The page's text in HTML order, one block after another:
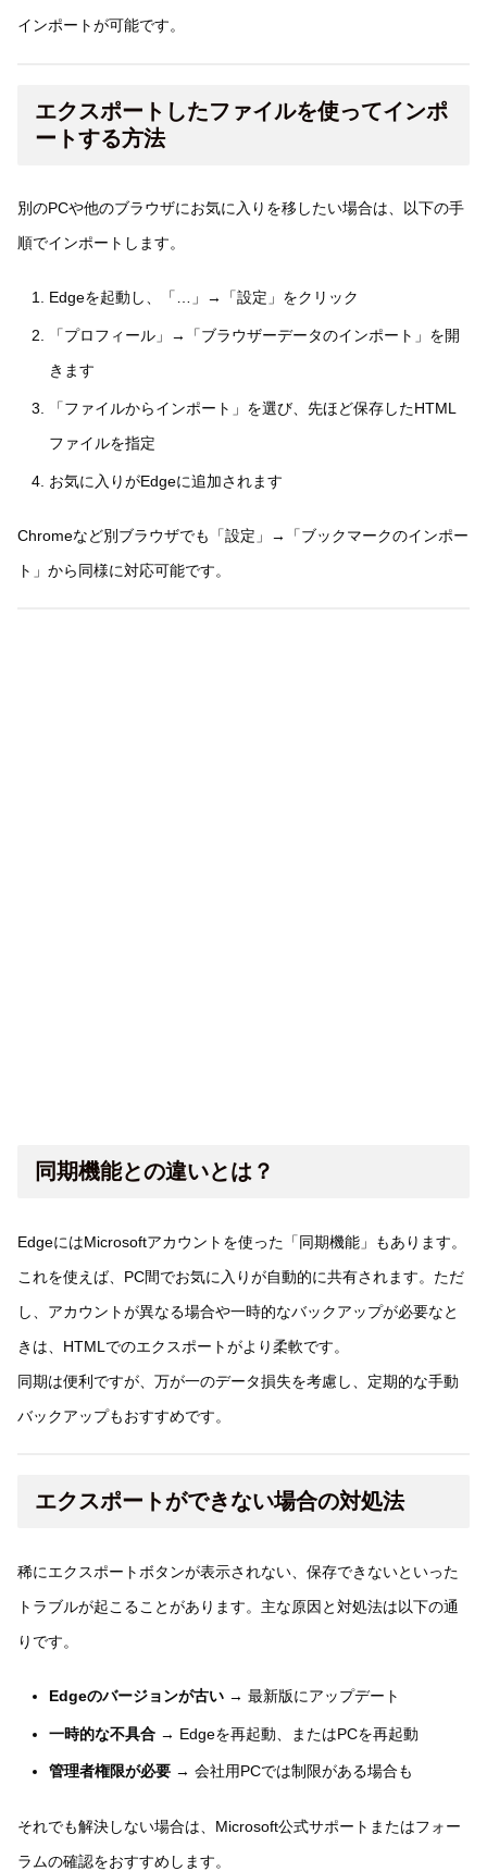
インポートが可能です。
エクスポートしたファイルを使ってインポ
ートする方法
別のPCや他のブラウザにお気に入りを移したい場合は、以下の手
順でインポートします。
Edgeを起動し、「…」→「設定」をクリック
「プロフィール」→「ブラウザーデータのインポート」を開
きます
「ファイルからインポート」を選び、先ほど保存したHTML
ファイルを指定
お気に入りがEdgeに追加されます
Chromeなど別ブラウザでも「設定」→「ブックマークのインポー
ト」から同様に対応可能です。
同期機能との違いとは？
EdgeにはMicrosoftアカウントを使った「同期機能」もあります。
これを使えば、PC間でお気に入りが自動的に共有されます。ただ
し、アカウントが異なる場合や一時的なバックアップが必要なと
きは、HTMLでのエクスポートがより柔軟です。
同期は便利ですが、万が一のデータ損失を考慮し、定期的な手動
バックアップもおすすめです。
エクスポートができない場合の対処法
稀にエクスポートボタンが表示されない、保存できないといった
トラブルが起こることがあります。主な原因と対処法は以下の通
りです。
Edgeのバージョンが古い→ 最新版にアップデート
一時的な不具合→ Edgeを再起動、またはPCを再起動
管理者権限が必要→ 会社用PCでは制限がある場合も
それでも解決しない場合は、Microsoft公式サポートまたはフォー
ラムの確認をおすすめします。